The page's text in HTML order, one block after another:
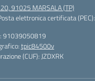
91025 MARSALA (TP)
elettronica certificata (PEC):
91039050819
tpic84500v
(CUF): JZDXRK